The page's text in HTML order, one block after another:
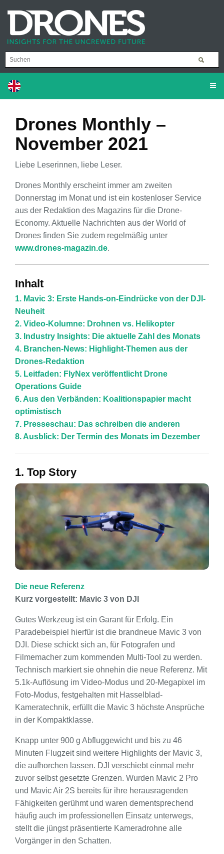
Drones Monthly –
November 2021
Liebe Leserinnen, liebe Leser.
Drones Monthly erscheint immer am zweiten
Donnerstag im Monat und ist ein kostenloser Service
aus der Redaktion des Magazins für die Drone-
Economy. Aktuelle Nachrichten aus der World of
Drones finden Sie zudem regelmäßig unter
www.drones-magazin.de.
Inhalt
1. Mavic 3: Erste Hands-on-Eindrücke von der DJI-
Neuheit
2. Video-Kolumne: Drohnen vs. Helikopter
3. Industry Insights: Die aktuelle Zahl des Monats
4. Branchen-News: Highlight-Themen aus der
Drones-Redaktion
5. Leitfaden: FlyNex veröffentlicht Drone
Operations Guide
6. Aus den Verbänden: Koalitionspapier macht
optimistisch
7. Presseschau: Das schreiben die anderen
8. Ausblick: Der Termin des Monats im Dezember
1. Top Story
Die neue Referenz
Kurz vorgestellt: Mavic 3 von DJI
Gutes Werkzeug ist ein Garant für Erfolg. Ein
Paradebeispiel hierfür ist die brandneue Mavic 3 von
DJI. Diese schickt sich an, für Fotografen und
Filmemacher zum kommenden Multi-Tool zu werden.
Technisch markiert sie ohnehin die neue Referenz. Mit
5.1k-Auflösung im Video-Modus und 20-Megapixel im
Foto-Modus, festgehalten mit Hasselblad-
Kameratechnik, erfüllt die Mavic 3 höchste Ansprüche
in der Kompaktklasse.
Knapp unter 900 g Abfluggewicht und bis zu 46
Minuten Flugzeit sind weitere Highlights der Mavic 3,
die aufhorchen lassen. DJI verschiebt einmal mehr
zuvor selbst gesetzte Grenzen. Wurden Mavic 2 Pro
und Mavic Air 2S bereits für ihre herausragenden
Fähigkeiten gerühmt und waren dementsprechend
häufig auch im professionellen Einsatz unterwegs,
stellt die jüngst präsentierte Kameradrohne alle
Vorgänger in den Schatten.